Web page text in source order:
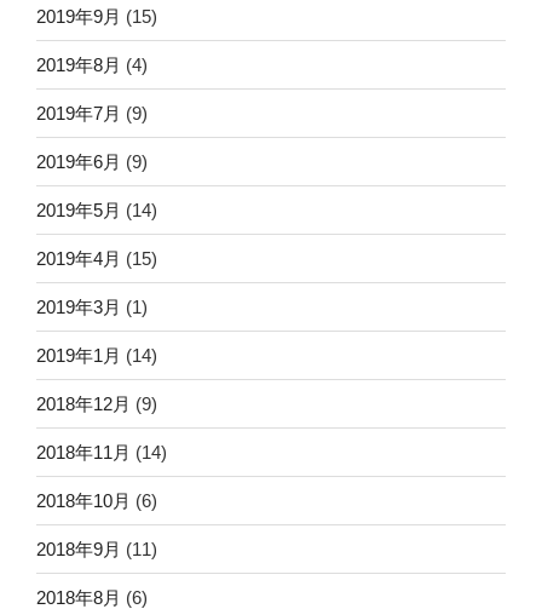
2019年9月 (15)
2019年8月 (4)
2019年7月 (9)
2019年6月 (9)
2019年5月 (14)
2019年4月 (15)
2019年3月 (1)
2019年1月 (14)
2018年12月 (9)
2018年11月 (14)
2018年10月 (6)
2018年9月 (11)
2018年8月 (6)